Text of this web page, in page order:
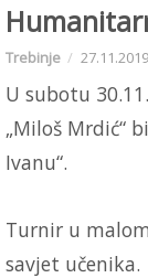
Trebinje
U subotu
„Miloš Mrdić“
Ivanu“.
Turnir u
savjet učenika.